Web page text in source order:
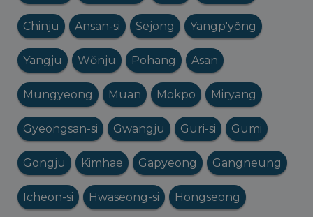
Chinju Ansan-si Sejong Yangp'yŏng
Yangju Wŏnju Pohang Asan
Mungyeong Muan Mokpo Miryang
Gyeongsan-si Gwangju Guri-si Gumi
Gongju Kimhae Gapyeong Gangneung
Icheon-si Hwaseong-si Hongseong